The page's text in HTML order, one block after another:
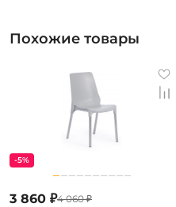
Похожие товары
3 860 ₽4 060 ₽
-5%